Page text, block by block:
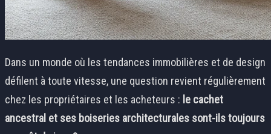
Dans un monde où les tendances immobilières et de design
défilent à toute vitesse, une question revient régulièrement
chez les propriétaires et les acheteurs : le cachet
ancestral et ses boiseries architecturales sont-ils toujours